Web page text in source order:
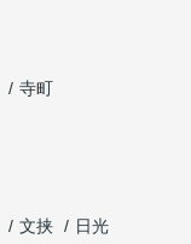
寺町
文挟 日光